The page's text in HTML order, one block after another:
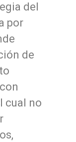
del
por
de
cual no